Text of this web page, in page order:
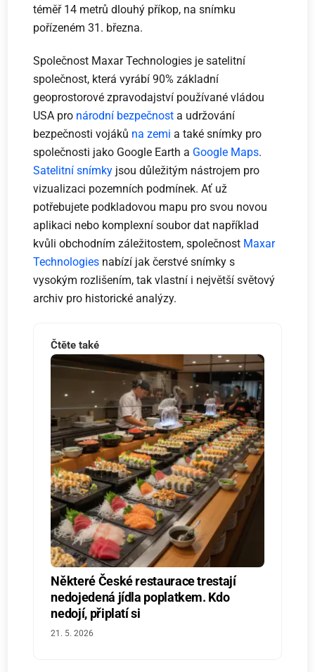
téměř 14 metrů dlouhý příkop, na snímku
pořízeném 31. března.
Společnost Maxar Technologies je satelitní
společnost, která vyrábí 90% základní
geoprostorové zpravodajství používané vládou
USA pro národní bezpečnost a udržování
bezpečnosti vojáků na zemi a také snímky pro
společnosti jako Google Earth a Google Maps.
Satelitní snímky jsou důležitým nástrojem pro
vizualizaci pozemních podmínek. Ať už
potřebujete podkladovou mapu pro svou novou
aplikaci nebo komplexní soubor dat například
kvůli obchodním záležitostem, společnost Maxar
Technologies nabízí jak čerstvé snímky s
vysokým rozlišením, tak vlastní i největší světový
archiv pro historické analýzy.
Čtěte také
Některé České restaurace trestají
nedojedená jídla poplatkem. Kdo
nedojí, připlatí si
21. 5. 2026